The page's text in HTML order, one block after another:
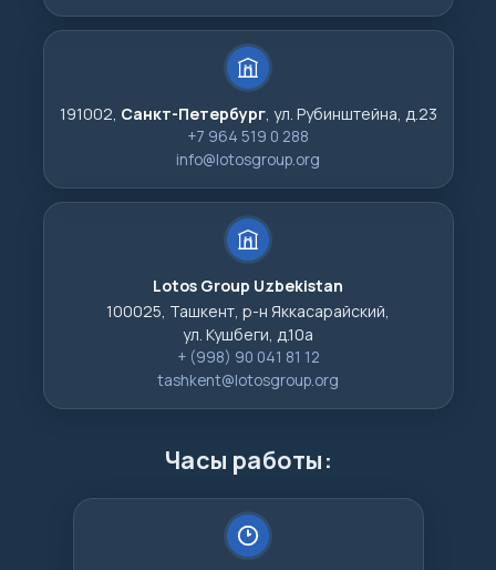
191002, Санкт-Петербург, ул. Рубинштейна, д.23
+7 964 519 0 288
info@lotosgroup.org
Lotos Group Uzbekistan
100025, Ташкент, р-н Яккасарайский,
ул. Кушбеги, д.10а
+ (998) 90 041 81 12
tashkent@lotosgroup.org
Часы работы: